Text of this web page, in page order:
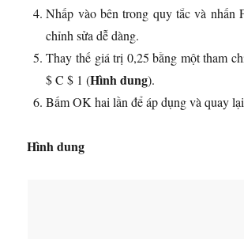
Nhấp vào bên trong quy tắc và nhấn
chỉnh sửa dễ dàng.
Thay thế giá trị 0,25 bằng một tham
$ C $ 1 (Hình dung).
Bấm OK hai lần để áp dụng và quay
Hình dung